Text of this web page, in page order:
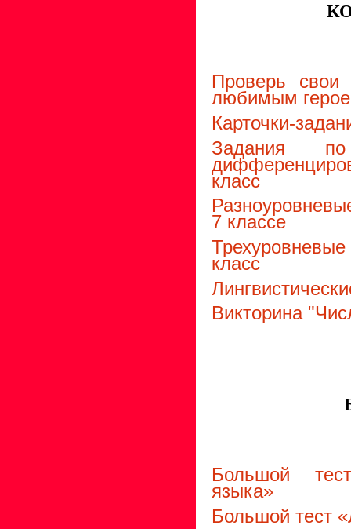
Проверь
любимым
Карточки-
Задания
класс
7 классе
класс
Викторина
Большой
языка»
Большой тест